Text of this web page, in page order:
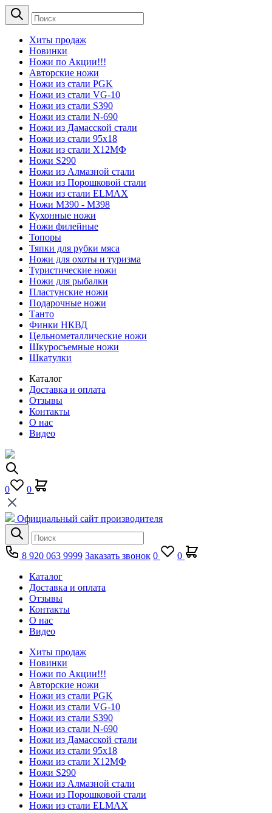
Хиты продаж
Новинки
Ножи по Акции!!!
Авторские ножи
Ножи из стали PGK
Ножи из стали VG-10
Ножи из стали S390
Ножи из стали N-690
Ножи из Дамасской стали
Ножи из стали 95х18
Ножи из стали Х12МФ
Ножи S290
Ножи из Алмазной стали
Ножи из Порошковой стали
Ножи из стали ELMAX
Ножи М390 - М398
Кухонные ножи
Ножи филейные
Топоры
Тяпки для рубки мяса
Ножи для охоты и туризма
Туристические ножи
Ножи для рыбалки
Пластунские ножи
Подарочные ножи
Танто
Финки НКВД
Цельнометаллические ножи
Шкуросъемные ножи
Шкатулки
Каталог
Доставка и оплата
Отзывы
Контакты
О нас
Видео
0 0
Официальный сайт производителя
8 920 063 9999 Заказать звонок 0
0
Каталог
Доставка и оплата
Отзывы
Контакты
О нас
Видео
Хиты продаж
Новинки
Ножи по Акции!!!
Авторские ножи
Ножи из стали PGK
Ножи из стали VG-10
Ножи из стали S390
Ножи из стали N-690
Ножи из Дамасской стали
Ножи из стали 95х18
Ножи из стали Х12МФ
Ножи S290
Ножи из Алмазной стали
Ножи из Порошковой стали
Ножи из стали ELMAX